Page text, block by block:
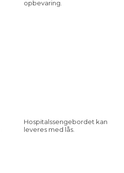
opbevaring.
Hospitalssengebordet kan
leveres med lås.